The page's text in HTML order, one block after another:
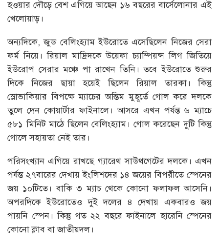
হওয়ার দৌড়ে বেশ এগিয়ে আছেন ১৬ বছরের বার্সেলোনার এই
খেলোয়াড়।
অন্যদিকে, জুড বেলিংহ্যাম ইউরোতে এসেছিলেন নিজের সেরা
ফর্ম নিয়ে। রিয়াল মাদ্রিদকে উয়েফা চ্যাম্পিয়ন্স লিগ জিতিয়ে
ইউরোপ সেরার মঞ্চে পা রাখেন তিনি। তবে ইউরোতে শুরুর
দিকে নিজের ছায়া হয়েই ছিলেন রিয়াল তারকা। কিন্তু
স্লোভাকিয়ার বিপক্ষে ম্যাচের অন্তিম মুহূর্তে গোল করে দলকে
তুলে দেন কোয়ার্টার ফাইনালে। আসরে এখন পর্যন্ত ৬ ম্যাচে
৫৮১ মিনিট মাঠে ছিলেন বেলিংহ্যাম। গোল করেছেন দুটি কিন্তু
গোলে সহায়তা নেই তার।
পরিসংখ্যান এগিয়ে রাখছে গ্যারেথ সাউথগেটের দলকে। এখন
পর্যন্ত ২৭বারের দেখায় ইংলিশদের ১৪ জয়ের বিপরীতে স্পেনের
জয় ১০টিতে। বাকি ৩ ম্যাচ থেকে কোনো ফলাফল আসেনি।
অপরদিকে ইউরোতেও দুই দলের ৪ দেখায় একবারও জয়
পায়নি স্পেন। কিন্তু গত ২২ বছরে ফাইনালে হারেনি স্পেনের
কোনো ক্লাব বা জাতীয়দল।